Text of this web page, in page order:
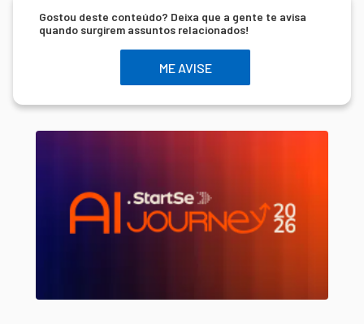
Gostou deste conteúdo? Deixa que a gente te avisa
quando surgirem assuntos relacionados!
ME AVISE